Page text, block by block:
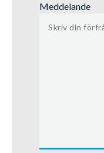
Meddelande